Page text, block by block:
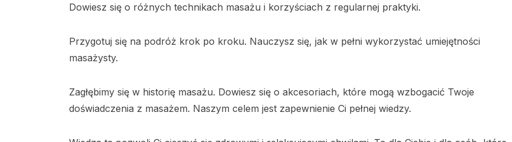
Dowiesz się o różnych technikach masażu i korzyściach z regularnej praktyki.
Przygotuj się na podróż krok po kroku. Nauczysz się, jak w pełni wykorzystać umiejętności
masażysty.
Zagłębimy się w historię masażu. Dowiesz się o akcesoriach, które mogą wzbogacić Twoje
doświadczenia z masażem. Naszym celem jest zapewnienie Ci pełnej wiedzy.